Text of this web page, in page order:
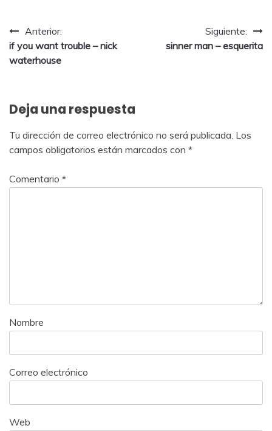
Anterior:
if you want trouble – nick
waterhouse
Siguiente:
sinner man – esquerita
Deja una respuesta
Tu dirección de correo electrónico no será publicada. Los
campos obligatorios están marcados con *
Comentario *
Nombre
Correo electrónico
Web